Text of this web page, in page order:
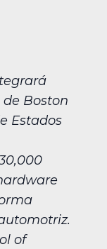
Boston
Estados
of